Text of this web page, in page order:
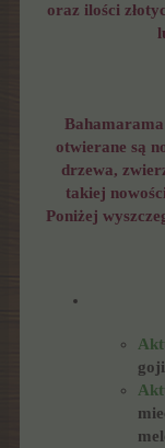
oraz ilości
otwierane są
drzewa,
takiej
Poniżej